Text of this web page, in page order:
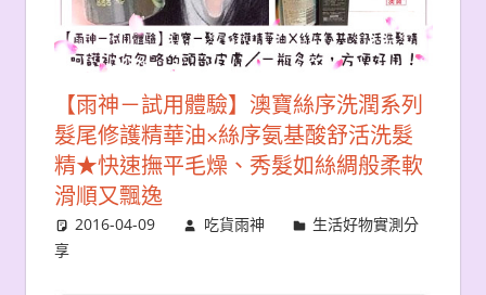
【雨神－試用體驗】澳寶絲序洗潤系列
髮尾修護精華油×絲序氨基酸舒活洗髮
精★快速撫平毛燥、秀髮如絲綢般柔軟
滑順又飄逸
2016-04-09 吃貨雨神
生活好物實測分
享